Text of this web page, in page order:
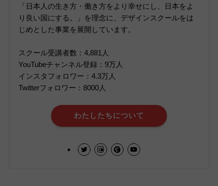
「日本人の生き方・働き方をより幸せにし、日本をよ
り良い国にする。」を理念に、デザインスクールをは
じめとした事業を展開しています。
スクール受講者数：4,881人
YouTubeチャンネル登録：9万人
インスタフォロワー：4.3万人
Twitterフォロワー：8000人
わたしたちについて